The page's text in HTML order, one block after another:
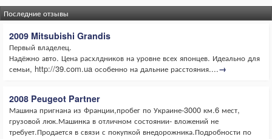
Последние отзывы
2009 Mitsubishi Grandis
Первый владелец.
Надёжно авто. Цена расхлдников на уровне всех японцев. Идеально для
семьи, http://39.com.ua особенно на дальние расстояния....→
2008 Peugeot Partner
Машина пригнана из Франции,пробег по Украине-3000 км.6 мест,
грузовой люк.Машинка в отличном состоянии- вложений не
требует.Продается в связи с покупкой внедорожника.Подробности по